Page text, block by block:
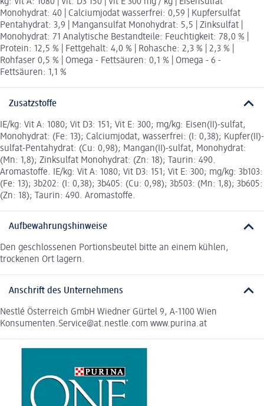
kg: Vit A: 1080 | Vit. D3 150 | Vit E 300 mg / kg | Eisensulfat
Monohydrat: 40 | Calciumjodat wasserfrei: 0,59 | Kupfersulfat
Pentahydrat: 3,9 | Mangansulfat Monohydrat: 5,5 | Zinksulfat |
Monohydrat: 71 Analytische Bestandteile: Feuchtigkeit: 78,0 % |
Protein: 12,5 % | Fettgehalt: 4,0 % | Rohasche: 2,3 % | 2,3 % |
Rohfaser 0,5 % | Omega - Fettsäuren: 0,1 % | Omega - 6 -
Fettsäuren: 1,1 %
Zusatzstoffe
IE/kg: Vit A: 1080; Vit D3: 151; Vit E: 300; mg/kg: Eisen(II)-sulfat,
Monohydrat: (Fe: 13); Calciumjodat, wasserfrei: (I: 0,38); Kupfer(II)-
sulfat-Pentahydrat: (Cu: 0,98); Mangan(II)-sulfat, Monohydrat:
(Mn: 1,8); Zinksulfat Monohydrat: (Zn: 18); Taurin: 490.
Aromastoffe. IE/kg: Vit A: 1080; Vit D3: 151; Vit E: 300; mg/kg: 3b103:
(Fe: 13); 3b202: (I: 0,38); 3b405: (Cu: 0,98); 3b503: (Mn: 1,8); 3b605:
(Zn: 18); Taurin: 490. Aromastoffe.
Aufbewahrungshinweise
Den geschlossenen Portionsbeutel bitte an einem kühlen,
trockenen Ort lagern.
Anschrift des Unternehmens
Nestlé Österreich GmbH Wiedner Gürtel 9, A-1100 Wien
Konsumenten.Service@at.nestle.com www.purina.at